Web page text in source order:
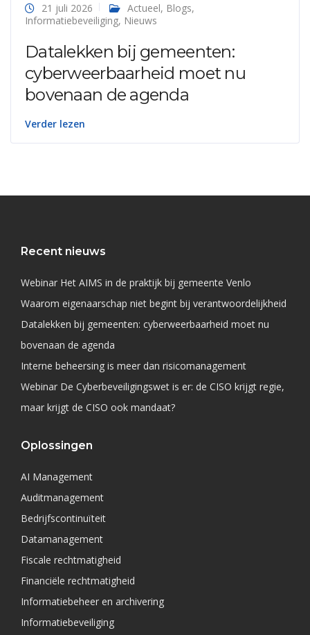
21 juli 2026 Actueel, Blogs,
Informatiebeveiliging, Nieuws
Datalekken bij gemeenten:
cyberweerbaarheid moet nu
bovenaan de agenda
Verder lezen
Recent nieuws
Webinar Het AIMS in de praktijk bij gemeente Venlo
Waarom eigenaarschap niet begint bij verantwoordelijkheid
Datalekken bij gemeenten: cyberweerbaarheid moet nu
bovenaan de agenda
Interne beheersing is meer dan risicomanagement
Webinar De Cyberbeveiligingswet is er: de CISO krijgt regie,
maar krijgt de CISO ook mandaat?
Oplossingen
AI Management
Auditmanagement
Bedrijfscontinuïteit
Datamanagement
Fiscale rechtmatigheid
Financiële rechtmatigheid
Informatiebeheer en archivering
Informatiebeveiliging